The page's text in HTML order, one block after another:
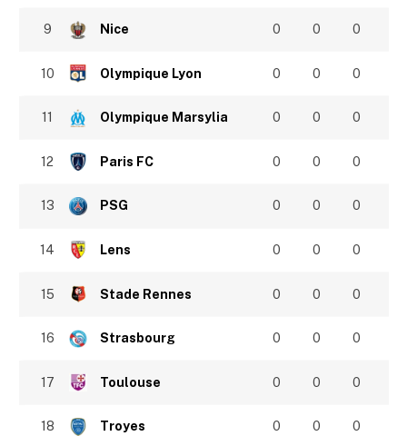
9 Nice 0 0 0
10 Olympique Lyon 0 0 0
11 Olympique Marsylia 0 0 0
12 Paris FC 0 0 0
13 PSG 0 0 0
14 Lens 0 0 0
15 Stade Rennes 0 0 0
16 Strasbourg 0 0 0
17 Toulouse 0 0 0
18 Troyes 0 0 0